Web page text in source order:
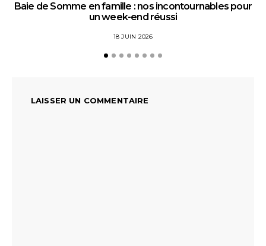
Baie de Somme en famille : nos incontournables pour
un week-end réussi
18 JUIN 2026
LAISSER UN COMMENTAIRE